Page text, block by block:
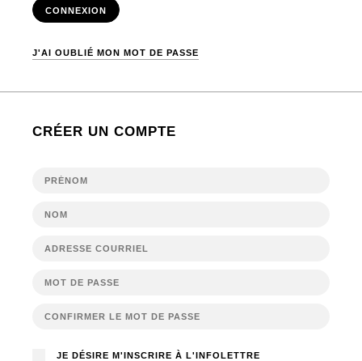
CONNEXION
J'AI OUBLIÉ MON MOT DE PASSE
CRÉER UN COMPTE
JE DÉSIRE M'INSCRIRE À L'INFOLETTRE